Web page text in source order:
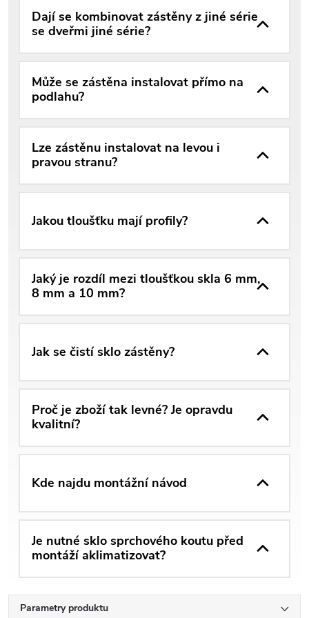
Dají se kombinovat zástěny z jiné série
se dveřmi jiné série?
Může se zástěna instalovat přímo na
podlahu?
Lze zástěnu instalovat na levou i
pravou stranu?
Jakou tloušťku mají profily?
Jaký je rozdíl mezi tloušťkou skla 6 mm,
8 mm a 10 mm?
Jak se čistí sklo zástěny?
Proč je zboží tak levné? Je opravdu
kvalitní?
Kde najdu montážní návod
Je nutné sklo sprchového koutu před
montáží aklimatizovat?
Parametry produktu